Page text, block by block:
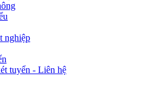
nghiệp
tuyển - Liên hệ